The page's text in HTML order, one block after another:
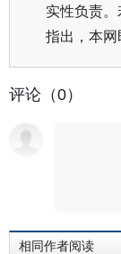
实性负责
指出，本网
评论（0）
相同作者阅读